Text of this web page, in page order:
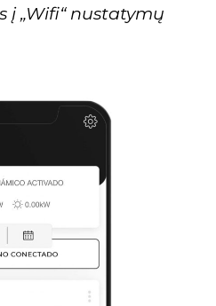
į „Wifi“ nustatymų